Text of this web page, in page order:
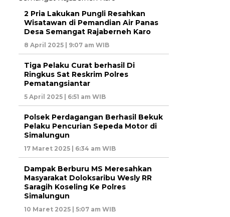
2 Pria Lakukan Pungli Resahkan
Wisatawan di Pemandian Air Panas
Desa Semangat Rajaberneh Karo
8 April 2025 | 9:07 am WIB
Tiga Pelaku Curat berhasil Di
Ringkus Sat Reskrim Polres
Pematangsiantar
5 April 2025 | 6:51 am WIB
Polsek Perdagangan Berhasil Bekuk
Pelaku Pencurian Sepeda Motor di
Simalungun
17 Maret 2025 | 6:34 am WIB
Dampak Berburu MS Meresahkan
Masyarakat Doloksaribu Wesly RR
Saragih Koseling Ke Polres
Simalungun
10 Maret 2025 | 5:07 am WIB